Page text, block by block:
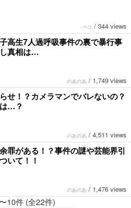
ペコ / 344 views
高生7人過呼吸事件の裏で暴行事
真相は…
のあのあ / 1,749 views
せ！？カメラマンでバレないの？
…？
のあのあ / 4,511 views
罪がある！？事件の謎や芸能界引
いて！！
のあのあ / 1,476 views
10件 (全22件)